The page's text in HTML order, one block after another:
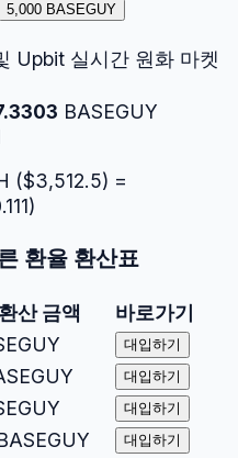
5,000 BASEGUY
Upbit 실시간 원화 마켓
BASEGUY
($3,512.5) =
)
환율 환산표
환산 금액
바로가기
대입하기
대입하기
대입하기
대입하기